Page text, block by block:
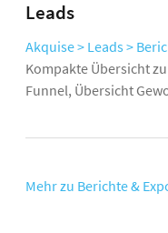
Leads
Akquise > Leads >
Kompakte Übersicht
Funnel, Übersicht
Mehr zu Berichte &